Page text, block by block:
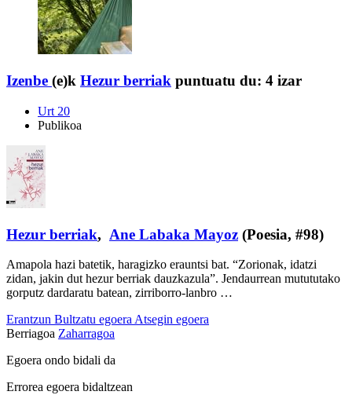
Izenbe (e)k Hezur berriak puntuatu du: 4 izar
Urt 20
Publikoa
Hezur berriak, Ane Labaka Mayoz (Poesia, #98)
Amapola hazi batetik, haragizko erauntsi bat. “Zorionak, idatzi
zidan, jakin dut hezur berriak dauzkazula”. Jendaurrean mutututako
gorputz dardaratu batean, zirriborro-lanbro …
Erantzun Bultzatu egoera Atsegin egoera
Berriagoa Zaharragoa
Egoera ondo bidali da
Errorea egoera bidaltzean